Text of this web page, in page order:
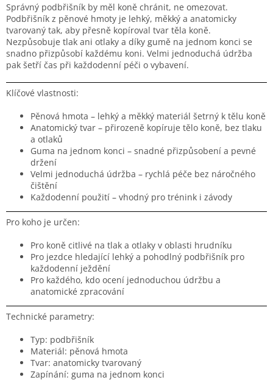
Správný podbřišník by měl koně chránit, ne omezovat.
Podbřišník z pěnové hmoty je lehký, měkký a anatomicky
tvarovaný tak, aby přesně kopíroval tvar těla koně.
Nezpůsobuje tlak ani otlaky a díky gumě na jednom konci se
snadno přizpůsobí každému koni. Velmi jednoduchá údržba
pak šetří čas při každodenní péči o vybavení.
Klíčové vlastnosti:
Pěnová hmota – lehký a měkký materiál šetrný k tělu koně
Anatomický tvar – přirozeně kopíruje tělo koně, bez tlaku
a otlaků
Guma na jednom konci – snadné přizpůsobení a pevné
držení
Velmi jednoduchá údržba – rychlá péče bez náročného
čištění
Každodenní použití – vhodný pro trénink i závody
Pro koho je určen:
Pro koně citlivé na tlak a otlaky v oblasti hrudníku
Pro jezdce hledající lehký a pohodlný podbřišník pro
každodenní ježdění
Pro každého, kdo ocení jednoduchou údržbu a
anatomické zpracování
Technické parametry:
Typ: podbřišník
Materiál: pěnová hmota
Tvar: anatomicky tvarovaný
Zapínání: guma na jednom konci